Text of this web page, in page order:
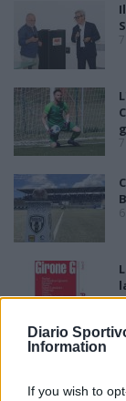
Diario
Information
If you wish to